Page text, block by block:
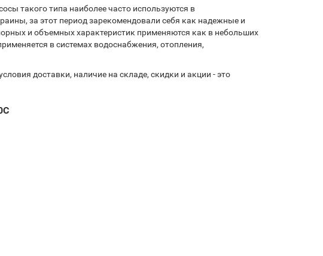
такого типа наиболее часто используются в
за этот период зарекомендовали себя как надежные и
и объемных характеристик применяются как в небольших
в системах водоснабжения, отопления,
доставки, наличие на складе, скидки и акции - это